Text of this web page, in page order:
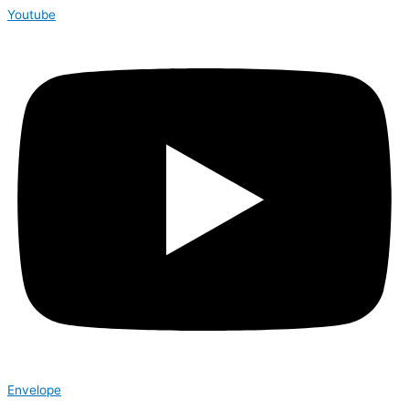
Youtube
Envelope